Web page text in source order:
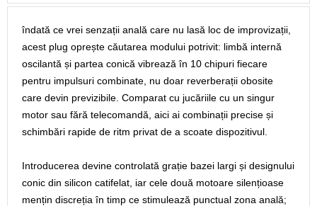
îndată ce vrei senzații anală care nu lasă loc de improvizații,
acest plug oprește căutarea modului potrivit: limbă internă
oscilantă și partea conică vibrează în 10 chipuri fiecare
pentru impulsuri combinate, nu doar reverberații obosite
care devin previzibile. Comparat cu jucăriile cu un singur
motor sau fără telecomandă, aici ai combinații precise și
schimbări rapide de ritm privat de a scoate dispozitivul.
Introducerea devine controlată grație bazei largi și designului
conic din silicon catifelat, iar cele două motoare silențioase
mențin discreția în timp ce stimulează punctual zona anală;